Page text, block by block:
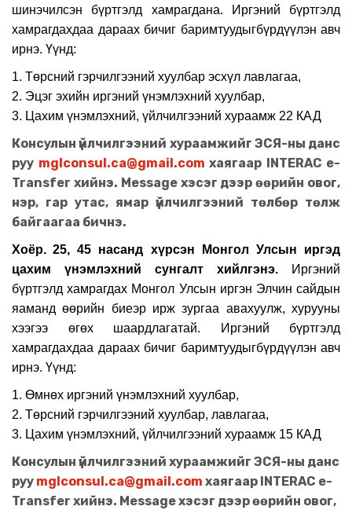
шинэчилсэн бүртгэлд хамрагдана. Иргэний бүртгэлд
хамрагдахдаа дараах бичиг баримтуудыгбүрдүүлэн авч
ирнэ. Үүнд:
1. Төрсний гэрчилгээний хуулбар эсхүл лавлагаа,
2. Эцэг эхийн иргэний үнэмлэхний хуулбар,
3. Цахим үнэмлэхний, үйлчилгээний хураамж 22 КАД
Консулын үйлчилгээний хураамжийг ЭСЯ-ны данс
руу mglconsul.ca@gmail.com хаягаар INTERAC e-
Transfer хийнэ. Message хэсэг дээр өөрийн овог,
нэр, гар утас, ямар үйлчилгээний төлбөр төлж
байгаагаа бичнэ.
Хоёр. 25, 45 насанд хүрсэн Монгол Улсын иргэд
цахим үнэмлэхний сунгалт хийлгэнэ.
Иргэний
бүртгэлд хамрагдах Монгол Улсын иргэн Элчин сайдын
яамандөөрийн биеэр иржзургаа авахуулж,хурууны
хээгээ өгөх шаардлагатай. Иргэний бүртгэлд
хамрагдахдаа дараах бичиг баримтуудыгбүрдүүлэн авч
ирнэ. Үүнд:
1. Өмнөх иргэний үнэмлэхний хуулбар,
2. Төрсний гэрчилгээний хуулбар, лавлагаа,
3. Цахим үнэмлэхний, үйлчилгээний хураамж 15 КАД
Консулын үйлчилгээний хураамжийг ЭСЯ-ны данс
руу mglconsul.ca@gmail.com хаягаар INTERAC e-
Transfer хийнэ. Message хэсэг дээр өөрийн овог,